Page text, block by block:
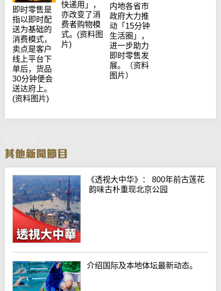
即时零售是
指以即时配
送为基础的
消费模式，
卖点是客户
线上平台下
单后，货品
30分钟便会
送达府上。
(资料图片)
快递用」，
亦改变了消
费者购物模
式。(资料图
片)
内地各省市
政府大力推
动「15分钟
生活圈」，
进一步助力
即时零售发
展。（资料
图片）
《透视大中华》： 800年前古莲花
韵味古朴重现北京公园
介绍国际及本地体坛最新动态。